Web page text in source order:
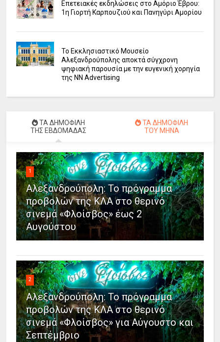
Επετειακές εκδηλώσεις στο Αμόριο Έβρου:
1η Γιορτή Καρπουζιού και Πανηγύρι Αμορίου
Το Εκκλησιαστικό Μουσείο
Αλεξανδρούπολης αποκτά σύγχρονη
ψηφιακή παρουσία με την ευγενική χορηγία
της NN Advertising
ΤΑ ΔΗΜΟΦΙΛΗ
ΤΗΣ ΕΒΔΟΜΑΔΑΣ
ΤΑ ΔΗΜΟΦΙΛΗ
ΤΟΥ ΜΗΝΑ
1
Αλεξανδρούπολη: Το πρόγραμμα
προβολών της ΚΛΑ στο θερινό
σινεμά «Φλοίσβος» έως 2
Αυγούστου
2
Αλεξανδρούπολη: Το πρόγραμμα
προβολών της ΚΛΑ στο θερινό
σινεμά «Φλοίσβος» για Αύγουστο και
Σεπτέμβριο